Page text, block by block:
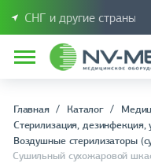
СНГ и другие страны
Главная Каталог
Стерилизация, дезинфекция,
Воздушные стерилизаторы
Сушильный сухожаровой